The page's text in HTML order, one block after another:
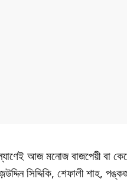
আজ মনোজ বাজপেয়ী বা
সিদ্দিকি, শেফালী শাহ,